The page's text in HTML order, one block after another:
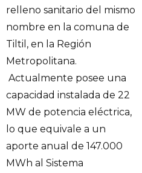
relleno sanitario del mismo
nombre en la comuna de
Tiltil, en la Región
Metropolitana.
Actualmente posee una
capacidad instalada de 22
MW de potencia eléctrica,
lo que equivale a un
aporte anual de 147.000
MWh al Sistema